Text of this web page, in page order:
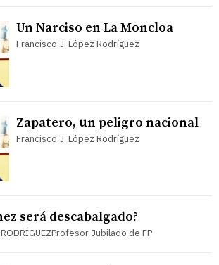
Un Narciso en La Moncloa
Francisco J. López Rodríguez
Zapatero, un peligro nacional
Francisco J. López Rodríguez
será descabalgado?
RODRÍGUEZProfesor Jubilado de FP